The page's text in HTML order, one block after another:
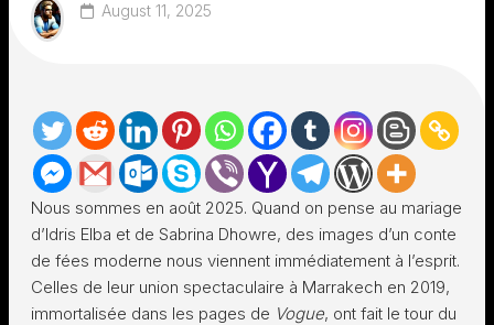
August 11, 2025
Nous sommes en août 2025. Quand on pense au mariage
d’Idris Elba et de Sabrina Dhowre, des images d’un conte
de fées moderne nous viennent immédiatement à l’esprit.
Celles de leur union spectaculaire à Marrakech en 2019,
immortalisée dans les pages de Vogue, ont fait le tour du